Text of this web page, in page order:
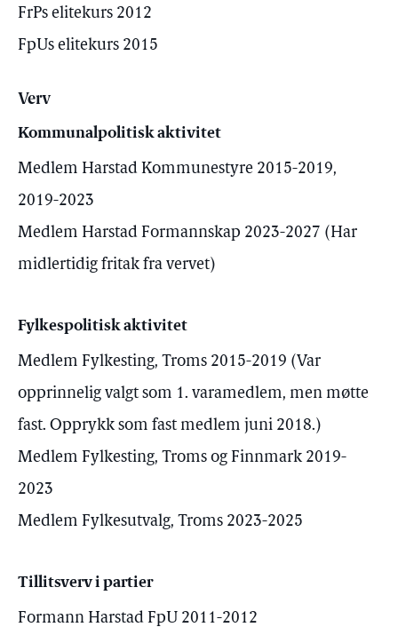
FrPs elitekurs 2012
FpUs elitekurs 2015
Verv
Kommunalpolitisk aktivitet
Medlem Harstad Kommunestyre 2015-2019,
2019-2023
Medlem Harstad Formannskap 2023-2027 (Har
midlertidig fritak fra vervet)
Fylkespolitisk aktivitet
Medlem Fylkesting, Troms 2015-2019 (Var
opprinnelig valgt som 1. varamedlem, men møtte
fast. Opprykk som fast medlem juni 2018.)
Medlem Fylkesting, Troms og Finnmark 2019-
2023
Medlem Fylkesutvalg, Troms 2023-2025
Tillitsverv i partier
Formann Harstad FpU 2011-2012